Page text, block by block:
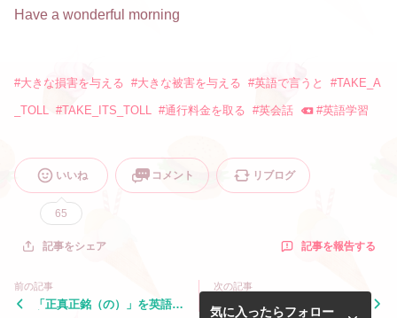
Have a wonderful morning
#大きな損害を与える #大きな被害を与える #英語で言うと #TAKE_A
_TOLL #TAKE_ITS_TOLL #通行料金を取る #英会話 #英語学習
いいね
65
コメント リブログ
記事をシェア 記事を報告する
前の記事
「正真正銘（の）」を英語で
次の記事
「情報流出・情報漏洩」を英
語で言うと？
気に入ったらフォロー